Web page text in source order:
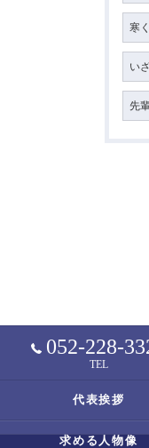
寒
い
先
052-228-
TEL
代表挨拶
求める人物像